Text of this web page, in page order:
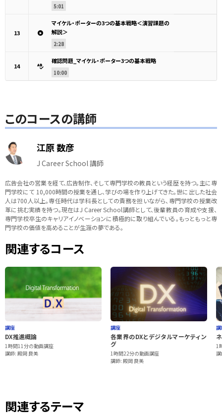
5:01
13
マイケル・ポーターの3つの基本戦略＜演習課題の
解説＞
2:28
14
確認問題_マイケル・ポーター3つの基本戦略
10:00
このコースの講師
江原 数彦
J Career School 講師
広告会社の営業を経て、広告制作、そして専門学校の教員という経歴を持つ。主に専
門学校にて 10,000時間の授業を通し、学びの場を作り上げてきた。世に出した社会
人は700人以上。専任時代は学科長としての責務を担いながら、専門学校の授業改
革に挑む実績を持つ。現在はJ Career School講師として、後輩教員の育成や支援、
専門学校卒生のキャリアイノベーションに積極的に取り組んでいる。もっともっと専
門学校の価値を高めることが生涯の夢である。
関連するコース
講座
DX推進概論
1時間11分の動画講座
講師: 殿岡 良美
講座
各業界のDXとデジタルマーケティン
グ
1時間22分の動画講座
講師: 殿岡 良美
1
講
関連するテーマ